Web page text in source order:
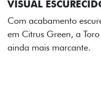
reforçam a identidade
comemorativa.
Previous
Next